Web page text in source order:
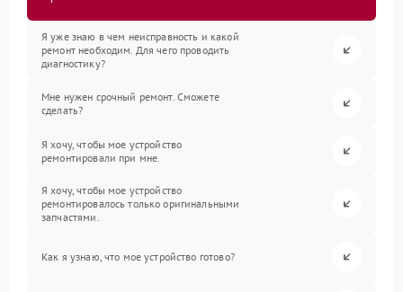
Я уже знаю в чем неисправность и какой
ремонт необходим. Для чего проводить
диагностику?
Мне нужен срочный ремонт. Сможете
сделать?
Я хочу, чтобы мое устройство
ремонтировали при мне.
Я хочу, чтобы мое устройство
ремонтировалось только оригинальными
запчастями.
Как я узнаю, что мое устройство готово?